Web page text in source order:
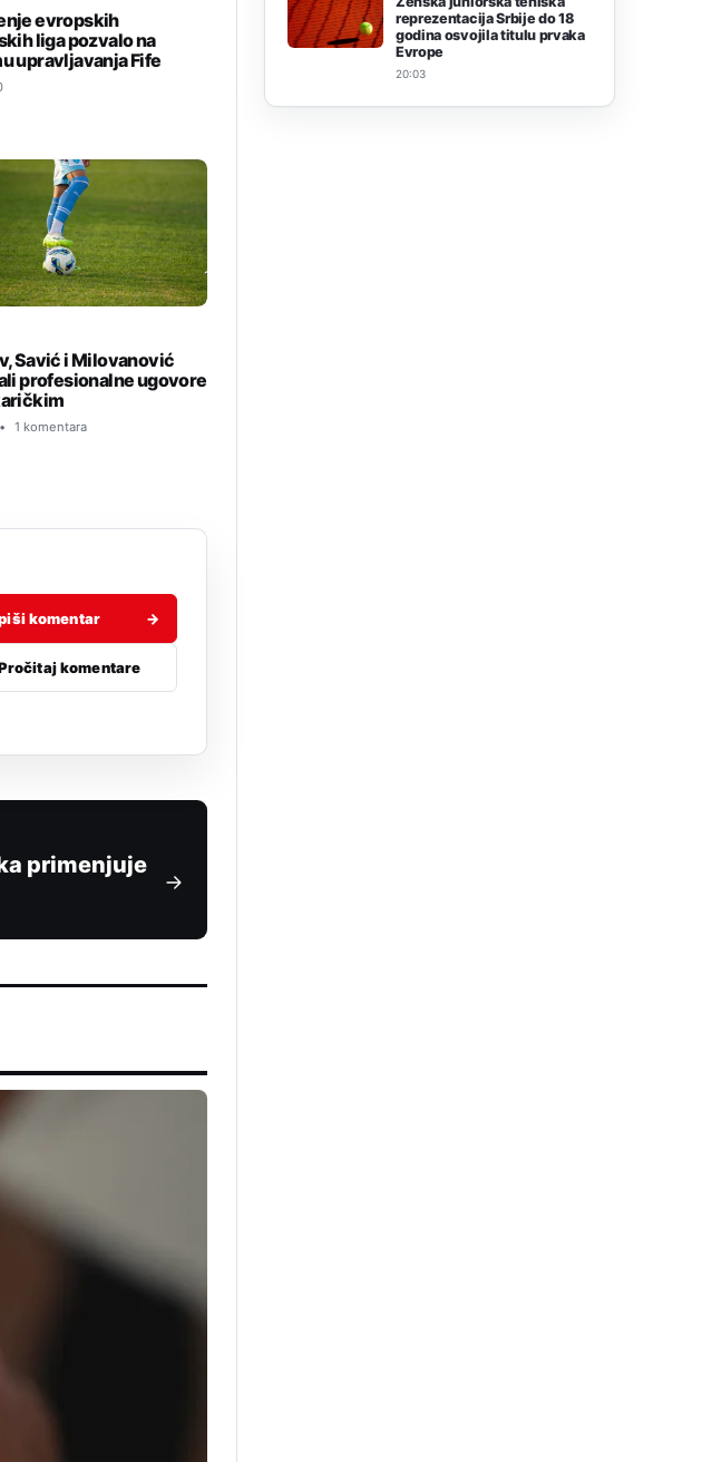
evropskih
liga pozvalo na
upravljavanja Fife
Savić i Milovanović
profesionalne ugovore
1 komentara
komentar →
komentare
primenjuje
reprezentacija Srbije do 18
godina osvojila titulu prvaka
Evrope
20:03